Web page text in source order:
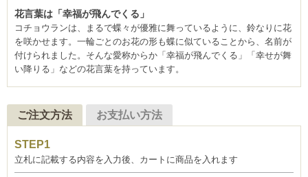
花言葉は「幸福が飛んでくる」
コチョウランは、まるで蝶々が優雅に舞っているように、鈴なりに花
を咲かせます。一輪ごとのお花の形も蝶に似ていることから、名前が
付けられました。そんな愛称からか「幸福が飛んでくる」「幸せが舞
い降りる」などの花言葉を持っています。
ご注文方法 お支払い方法
立札に記載する内容を入力後、カートに商品を入れます